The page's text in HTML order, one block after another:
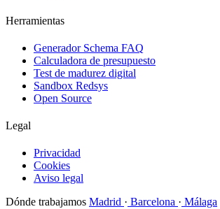
Herramientas
Generador Schema FAQ
Calculadora de presupuesto
Test de madurez digital
Sandbox Redsys
Open Source
Legal
Privacidad
Cookies
Aviso legal
Dónde trabajamos Madrid · Barcelona · Málaga